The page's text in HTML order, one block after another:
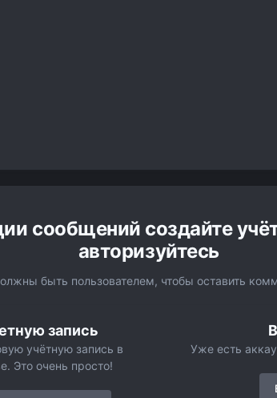
сообщений создайте
авторизуйтесь
быть пользователем, чтобы оставить
запись
учётную запись в
Это очень просто!
Уже есть